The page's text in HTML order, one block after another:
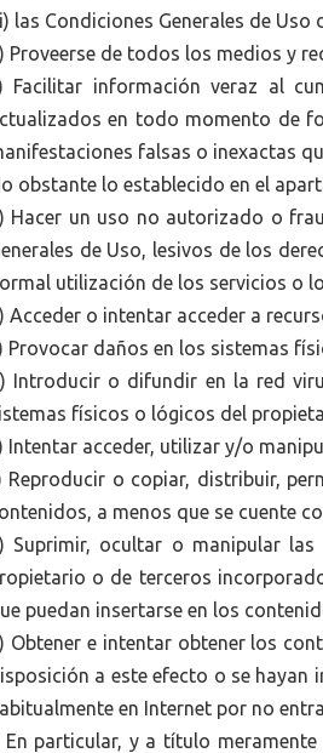
las Condiciones Generales de
Proveerse de todos los medios y
Facilitar información veraz al
en todo momento de
falsas o inexactas
obstante lo establecido en el
Hacer un uso no autorizado o
de Uso, lesivos de los
utilización de los servicios o
Acceder o intentar acceder a
Provocar daños en los sistemas
Introducir o difundir en la red
físicos o lógicos del
Intentar acceder, utilizar y/o
Reproducir o copiar, distribuir,
a menos que se cuente
Suprimir, ocultar o manipular
o de terceros
puedan insertarse en los
Obtener e intentar obtener los
a este efecto o se hayan
en Internet por no
En particular, y a título